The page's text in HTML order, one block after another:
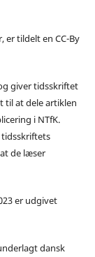
er tildelt en CC-By
giver tidsskriftet
til at dele artiklen
i NTfK.
tidsskriftets
de læser
er udgivet
dansk